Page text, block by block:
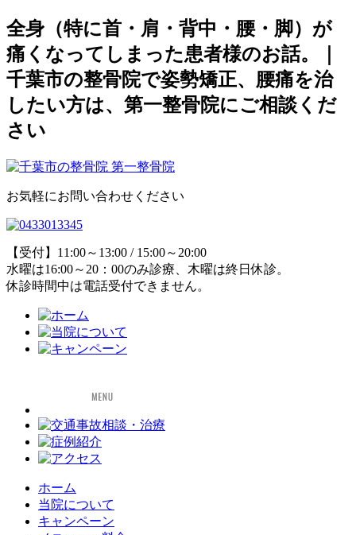
全身（特に首・肩・背中・腰・脚）が
痛くなってしまった患者様のお話。｜
千葉市の整骨院で姿勢矯正、腰痛を治
したい方は、第一整骨院にご相談くだ
さい
お気軽にお問い合わせください
【受付】11:00～13:00 / 15:00～20:00
水曜は16:00～20：00のみ診療、木曜は終日休診。
休診時間中は電話受付できません。
ホーム
当院について
キャンペーン